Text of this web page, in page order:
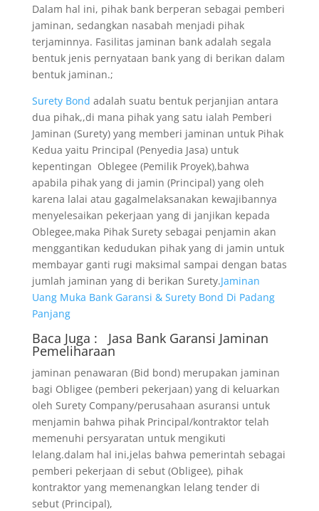
Dalam hal ini, pihak bank berperan sebagai pemberi
jaminan, sedangkan nasabah menjadi pihak
terjaminnya. Fasilitas jaminan bank adalah segala
bentuk jenis pernyataan bank yang di berikan dalam
bentuk jaminan.;
Surety Bond adalah suatu bentuk perjanjian antara
dua pihak,,di mana pihak yang satu ialah Pemberi
Jaminan (Surety) yang memberi jaminan untuk Pihak
Kedua yaitu Principal (Penyedia Jasa) untuk
kepentingan Oblegee (Pemilik Proyek),bahwa
apabila pihak yang di jamin (Principal) yang oleh
karena lalai atau gagalmelaksanakan kewajibannya
menyelesaikan pekerjaan yang di janjikan kepada
Oblegee,maka Pihak Surety sebagai penjamin akan
menggantikan kedudukan pihak yang di jamin untuk
membayar ganti rugi maksimal sampai dengan batas
jumlah jaminan yang di berikan Surety.Jaminan
Uang Muka Bank Garansi & Surety Bond Di Padang
Panjang
Baca Juga : Jasa Bank Garansi Jaminan
Pemeliharaan
jaminan penawaran (Bid bond) merupakan jaminan
bagi Obligee (pemberi pekerjaan) yang di keluarkan
oleh Surety Company/perusahaan asuransi untuk
menjamin bahwa pihak Principal/kontraktor telah
memenuhi persyaratan untuk mengikuti
lelang.dalam hal ini,jelas bahwa pemerintah sebagai
pemberi pekerjaan di sebut (Obligee), pihak
kontraktor yang memenangkan lelang tender di
sebut (Principal),